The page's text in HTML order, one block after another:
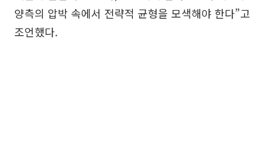
양측의 압박 속에서 전략적 균형을 모색해야 한다”고
조언했다.